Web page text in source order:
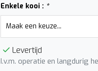
Enkele kooi : *
Levertijd
I.v.m. operatie en langdurig